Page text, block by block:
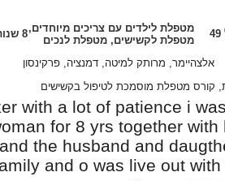
מטפלת לילדים עם צריכים מיוחדים,
מטפלת לקשישים, מטפלת לנכים
8 שנות נסיון
אלצהיימר, מרותק למיטה, דמנציה, פרקינסון
קורס מטפלת מוסמכת לטיפול בקשישים
with a lot of patience i
for 8 yrs together with
the husband and
and o was live out with